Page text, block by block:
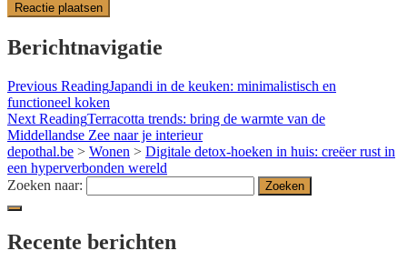
Berichtnavigatie
Previous ReadingJapandi in de keuken: minimalistisch en
functioneel koken
Next ReadingTerracotta trends: bring de warmte van de
Middellandse Zee naar je interieur
depothal.be > Wonen > Digitale detox-hoeken in huis: creëer rust in
een hyperverbonden wereld
Zoeken naar:
Recente berichten